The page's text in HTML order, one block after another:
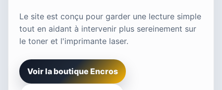
Le site est conçu pour garder une lecture simple
tout en aidant à intervenir plus sereinement sur
le toner et l'imprimante laser.
Voir la boutique Encros